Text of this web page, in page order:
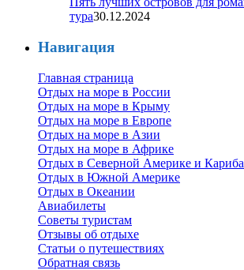
тура30.12.2024
Навигация
Главная страница
Отдых на море в России
Отдых на море в Крыму
Отдых на море в Европе
Отдых на море в Азии
Отдых на море в Африке
Отдых в Северной Америке и
Отдых в Южной Америке
Отдых в Океании
Авиабилеты
Советы туристам
Отзывы об отдыхе
Статьи о путешествиях
Обратная связь